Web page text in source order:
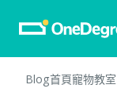
Blog首頁寵物教室